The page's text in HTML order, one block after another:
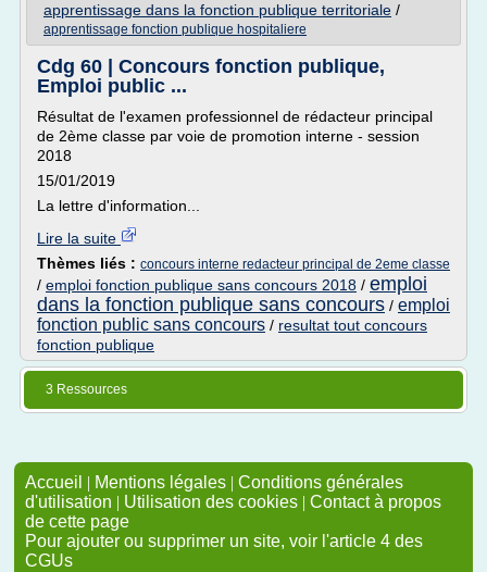
apprentissage dans la fonction publique territoriale /
apprentissage fonction publique hospitaliere
Cdg 60 | Concours fonction publique,
Emploi public ...
Résultat de l'examen professionnel de rédacteur principal
de 2ème classe par voie de promotion interne - session
2018
15/01/2019
La lettre d'information...
Lire la suite
Thèmes liés : concours interne redacteur principal de 2eme classe
/ emploi fonction publique sans concours 2018 / emploi
dans la fonction publique sans concours / emploi
fonction public sans concours / resultat tout concours
fonction publique
3 Ressources
Accueil | Mentions légales | Conditions générales
d'utilisation | Utilisation des cookies | Contact à propos
de cette page
Pour ajouter ou supprimer un site, voir l'article 4 des
CGUs